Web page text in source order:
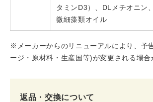
タミンD3）、DLメチオニン
微細藻類オイル
※メーカーからのリニューアルにより、予
ージ・原材料・生産国等)が変更される場合
返品・交換について